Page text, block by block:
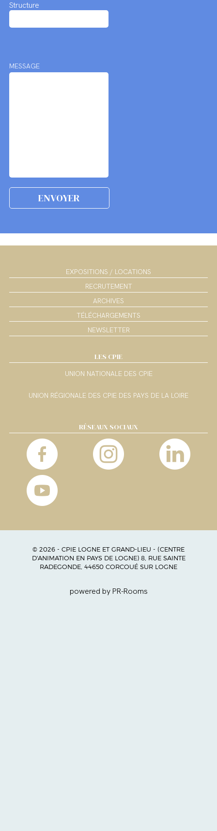
Structure
MESSAGE
EXPOSITIONS / LOCATIONS
RECRUTEMENT
ARCHIVES
TÉLÉCHARGEMENTS
NEWSLETTER
LES CPIE
UNION NATIONALE DES CPIE
UNION RÉGIONALE DES CPIE DES PAYS DE LA LOIRE
RÉSEAUX SOCIAUX
© 2026 - CPIE LOGNE ET GRAND-LIEU - (CENTRE
D'ANIMATION EN PAYS DE LOGNE) 8, RUE SAINTE
RADEGONDE, 44650 CORCOUÉ SUR LOGNE
powered by PR-Rooms